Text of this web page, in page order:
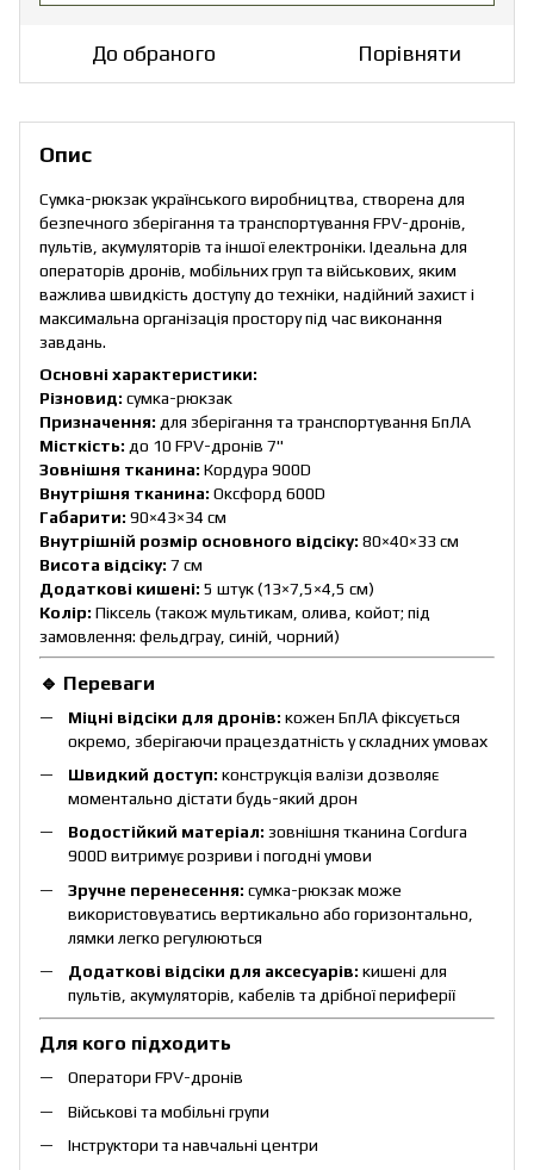
До обраного Порівняти
Опис
Сумка-рюкзак українського виробництва, створена для
безпечного зберігання та транспортування FPV-дронів,
пультів, акумуляторів та іншої електроніки. Ідеальна для
операторів дронів, мобільних груп та військових, яким
важлива швидкість доступу до техніки, надійний захист і
максимальна організація простору під час виконання
завдань.
Основні характеристики:
Різновид: сумка-рюкзак
Призначення: для зберігання та транспортування БпЛА
Місткість: до 10 FPV-дронів 7"
Зовнішня тканина: Кордура 900D
Внутрішня тканина: Оксфорд 600D
Габарити: 90×43×34 см
Внутрішній розмір основного відсіку: 80×40×33 см
Висота відсіку: 7 см
Додаткові кишені: 5 штук (13×7,5×4,5 см)
Колір: Піксель (також мультикам, олива, койот; під
замовлення: фельдграу, синій, чорний)
🔹 Переваги
Міцні відсіки для дронів: кожен БпЛА фіксується
окремо, зберігаючи працездатність у складних умовах
Швидкий доступ: конструкція валізи дозволяє
моментально дістати будь-який дрон
Водостійкий матеріал: зовнішня тканина Cordura
900D витримує розриви і погодні умови
Зручне перенесення: сумка-рюкзак може
використовуватись вертикально або горизонтально,
лямки легко регулюються
Додаткові відсіки для аксесуарів: кишені для
пультів, акумуляторів, кабелів та дрібної периферії
Для кого підходить
Оператори FPV-дронів
Військові та мобільні групи
Інструктори та навчальні центри